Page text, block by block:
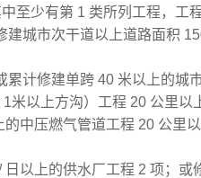
至少有第 1 类所列工程，工
建城市次干道以上道路面积
累计修建单跨 40 米以上的城
米以上方沟）工程 20 公里
的中压燃气管道工程 20 公里
日以上的供水厂工程 2 项；